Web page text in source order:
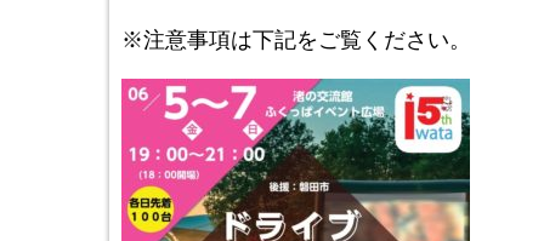
※注意事項は下記をご覧ください。